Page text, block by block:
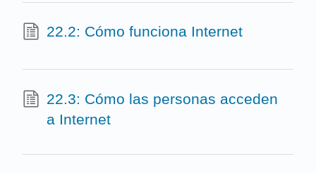
22.2: Cómo funciona Internet
22.3: Cómo las personas acceden
a Internet